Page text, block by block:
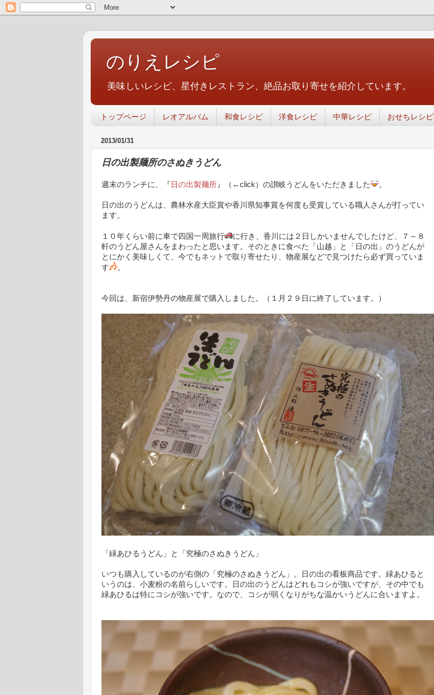
のりえレシピ
美味しいレシピ、星付きレストラン、絶品お取り寄せを紹介しています。
トップページ レオアルバム 和食レシピ 洋食レシピ 中華レシピ おせちレシピ
2013/01/31
日の出製麺所のさぬきうどん
週末のランチに、『 日の出製麺所 』（←click）の讃岐うどんをいただきました 。
日の出のうどんは、農林水産大臣賞や香川県知事賞を何度も受賞している職人さんが打ってい
ます。
１０年くらい前に車で四国一周旅行
に行き、香川には２日しかいませんでしたけど、７～８
軒のうどん屋さんをまわったと思います。そのときに食べた「山越」と「日の出」のうどんが
とにかく美味しくて、今でもネットで取り寄せたり、物産展などで見つけたら必ず買っていま
す
。
今回は、新宿伊勢丹の物産展で購入しました。（１月２９日に終了しています。）
「緑あひるうどん」と「究極のさぬきうどん」
いつも購入しているのが右側の「究極のさぬきうどん」。日の出の看板商品です。緑あひると
いうのは、小麦粉の名前らしいです。日の出のうどんはどれもコシが強いですが、その中でも
緑あひるは特にコシが強いです。なので、コシが弱くなりがちな温かいうどんに合いますよ。